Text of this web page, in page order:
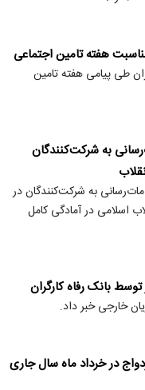
هفته تامین اجتماعی
طی پیامی هفته تامین
به شرکت‌کنندگان
به شرکت‌کنندگان در
اسلامی در آمادگی کامل
بانک رفاه کارگران
خارجی خبر داد.
ازدواج در خرداد ماه سال جاری